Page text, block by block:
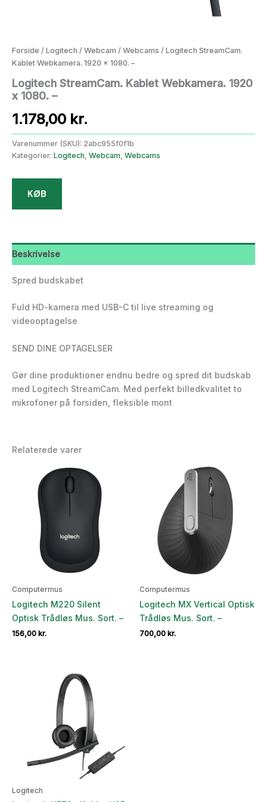
Forside / Logitech / Webcam / Webcams / Logitech StreamCam.
Kablet Webkamera. 1920 x 1080. –
Logitech StreamCam. Kablet Webkamera. 1920
x 1080. –
1.178,00 kr.
Varenummer (SKU): 2abc955f0f1b
Kategorier: Logitech Webcam Webcams
KØB
Beskrivelse
Spred budskabet
Fuld HD-kamera med USB-C til live streaming og
videooptagelse
SEND DINE OPTAGELSER
Gør dine produktioner endnu bedre og spred dit budskab
med Logitech StreamCam. Med perfekt billedkvalitet to
mikrofoner på forsiden, fleksible mont
Relaterede varer
Computermus
Logitech M220 Silent
Optisk Trådløs Mus. Sort. –
156,00 kr.
Computermus
Logitech MX Vertical Optisk
Trådløs Mus. Sort. –
700,00 kr.
Logitech